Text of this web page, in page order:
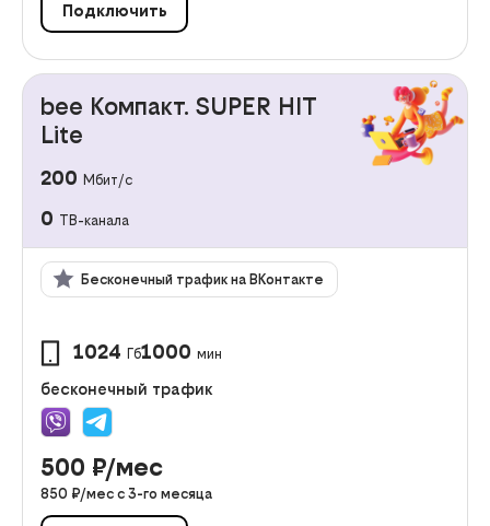
Подключить
bee Компакт. SUPER HIT
Lite
200 Мбит/с
0 ТВ-канала
Бесконечный трафик на ВКонтакте
1024 Гб1000 мин
бесконечный трафик
500 ₽/мес
850 ₽/мес с 3-го месяца